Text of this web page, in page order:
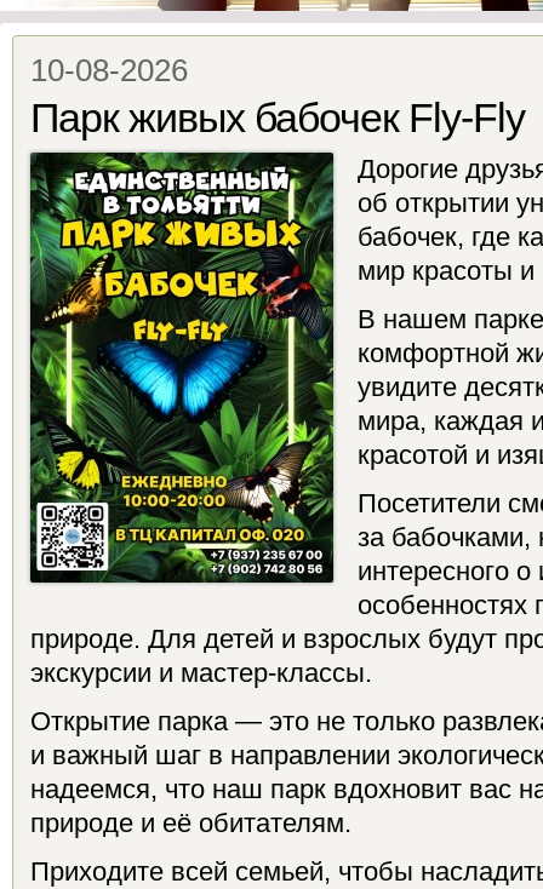
10-08-2026
Парк живых бабочек Fly-Fly
Дорогие
об открытии
бабочек, где
мир красоты
В нашем
комфортной
увидите
мира, каждая
красотой и
Посетители
за бабочками,
интересного
особенностях
природе. Для детей и взрослых будут
экскурсии и мастер-классы.
Открытие парка — это не только
и важный шаг в направлении
надеемся, что наш парк вдохновит вас
природе и её обитателям.
Приходите всей семьей, чтобы